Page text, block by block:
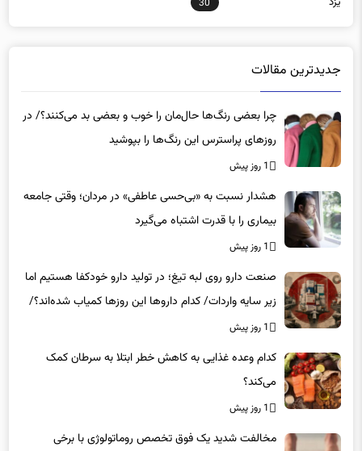
30
جدیدترین مقالات
چرا بعضی رنگ‌ها حال‌مان را خوب و بعضی بد می‌کنند؟/ در
روزهای پراسترس این رنگ‌ها را بپوشید
1 روز پیش
هشدار نسبت به «بی‌حسی عاطفی» در مردان؛ وقتی جامعه
بیماری را با قدرت اشتباه می‌گیرد
1 روز پیش
صنعت دارو روی لبه تیغ؛ در تولید دارو خودکفا هستیم اما
زیر سایه واردات/ کدام داروها این روزها کمیاب شده‌اند؟/
«کشور سه ماه ذخیره دارویی دارد»
1 روز پیش
کدام وعده غذایی به کاهش خطر ابتلا به سرطان کمک
می‌کند؟
1 روز پیش
مخالفت شدید یک فوق تخصص روماتولوژی با برخی